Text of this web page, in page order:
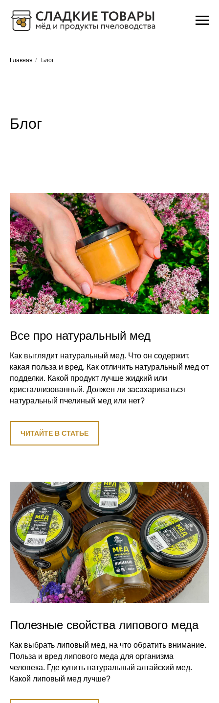
Главная / Блог
Блог
Все про натуральный мед
Как выглядит натуральный мед. Что он содержит,
какая польза и вред. Как отличить натуральный мед от
подделки. Какой продукт лучше жидкий или
кристаллизованный. Должен ли засахариваться
натуральный пчелиный мед или нет?
ЧИТАЙТЕ В СТАТЬЕ
Полезные свойства липового меда
Как выбрать липовый мед, на что обратить внимание.
Польза и вред липового меда для организма
человека. Где купить натуральный алтайский мед.
Какой липовый мед лучше?